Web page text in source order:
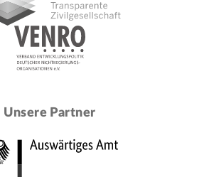
Unsere Partner